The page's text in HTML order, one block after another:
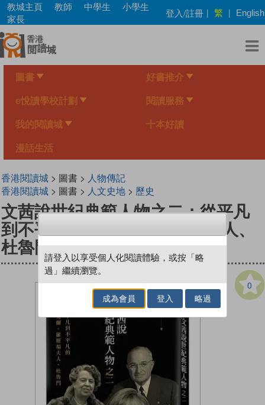
Skip
main
content
教城主頁 教師 中學生
小學生
家長
登入/註冊 | 繁 | English
圖書 好書推介
e悅讀學校計劃 閱讀服務
我的閱讀城 十本好讀
漫話生活
香港閱讀城> 圖書 > 人物傳記
香港閱讀城> 圖書 > 人文史地> 歷史
文茜說世紀典範人物之二：從平凡
到不平凡的-梅克爾、羅斯福夫人、
杜魯門
0
請登入以享受個人化閱讀體驗，或按「略
過」繼續瀏覽。
成為會員 登入 略過